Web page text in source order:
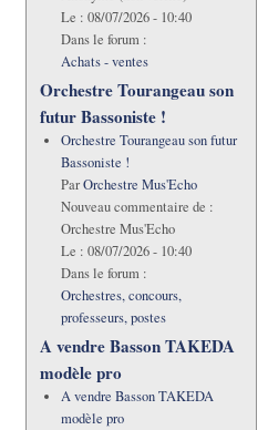
Le : 08/07/2026 - 10:40
Dans le forum :
Achats - ventes
Orchestre Tourangeau son
futur Bassoniste !
Orchestre Tourangeau son futur
Bassoniste !
ParOrchestre Mus'Echo
Nouveau commentaire de :
Orchestre Mus'Echo
Le : 08/07/2026 - 10:40
Dans le forum :
Orchestres, concours,
professeurs, postes
A vendre Basson TAKEDA
modèle pro
A vendre Basson TAKEDA
modèle pro